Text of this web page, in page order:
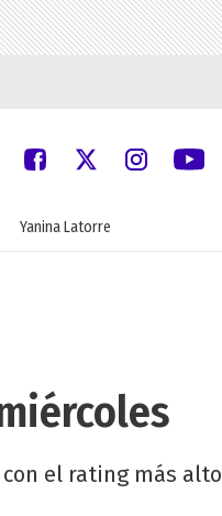
Yanina Latorre
el rating más alto